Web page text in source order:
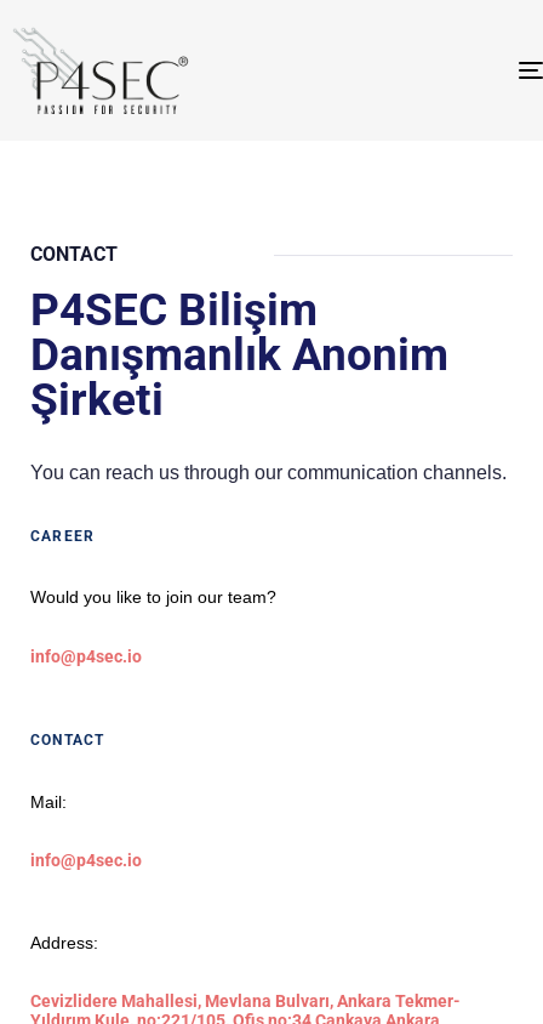
CONTACT
P4SEC Bilişim
Danışmanlık Anonim
Şirketi
You can reach us through our communication channels.
CAREER
Would you like to join our team?
info@p4sec.io
CONTACT
Mail:
info@p4sec.io
Address:
Cevizlidere Mahallesi, Mevlana Bulvarı, Ankara Tekmer-